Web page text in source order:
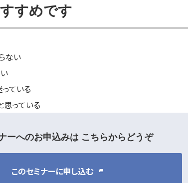
すめです
ない
ている
っている
ーへのお申込みはこちらからどうぞ
このセミナーに申し込む